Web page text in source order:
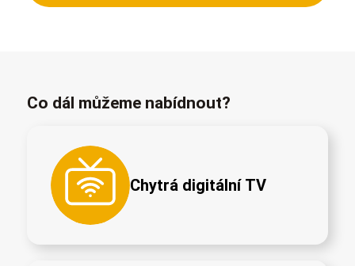
Co dál můžeme nabídnout?
Chytrá digitální TV